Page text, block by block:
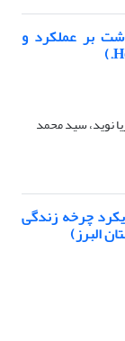
بر عملکرد و
نوید، سید محمد
چرخه زندگی
البرز)